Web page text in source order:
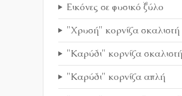
Εικόνες σε φυσικό ξύλο
"Χρυσή" κορνίζα σκαλιστή
"Καρύδι" κορνίζα σκαλιστή
"Καρύδι" κορνίζα απλή